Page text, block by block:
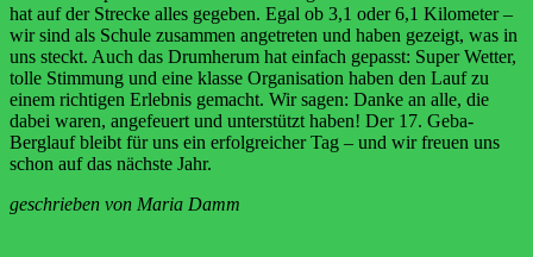
hat auf der Strecke alles gegeben. Egal ob 3,1 oder 6,1 Kilometer –
wir sind als Schule zusammen angetreten und haben gezeigt, was in
uns steckt. Auch das Drumherum hat einfach gepasst: Super Wetter,
tolle Stimmung und eine klasse Organisation haben den Lauf zu
einem richtigen Erlebnis gemacht. Wir sagen: Danke an alle, die
dabei waren, angefeuert und unterstützt haben! Der 17. Geba-
Berglauf bleibt für uns ein erfolgreicher Tag – und wir freuen uns
schon auf das nächste Jahr.
geschrieben von Maria Damm